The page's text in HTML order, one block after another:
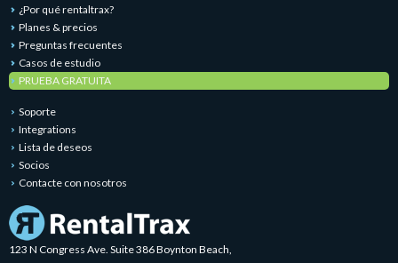
¿Por qué rentaltrax?
Planes & precios
Preguntas frecuentes
Casos de estudio
PRUEBA GRATUITA
Soporte
Integrations
Lista de deseos
Socios
Contacte con nosotros
123 N Congress Ave. Suite 386 Boynton Beach,